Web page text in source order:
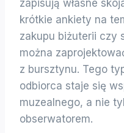
zapisują własne
krótkie ankiety na
zakupu biżuterii czy
można
z bursztynu. Tego
odbiorca staje się
muzealnego, a nie
obserwatorem.